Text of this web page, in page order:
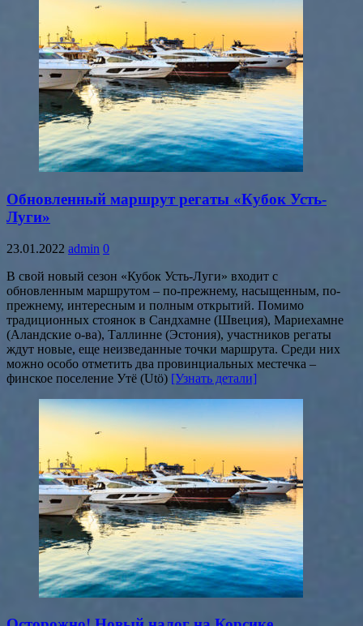
Обновленный маршрут регаты «Кубок Усть-
Луги»
23.01.2022 admin 0
В свой новый сезон «Кубок Усть-Луги» входит с
обновленным маршрутом – по-прежнему, насыщенным, по-
прежнему, интересным и полным открытий. Помимо
традиционных стоянок в Сандхамне (Швеция), Мариехамне
(Аландские о-ва), Таллинне (Эстония), участников регаты
ждут новые, еще неизведанные точки маршрута. Среди них
можно особо отметить два провинциальных местечка –
финское поселение Утё (Utö) [Узнать детали]